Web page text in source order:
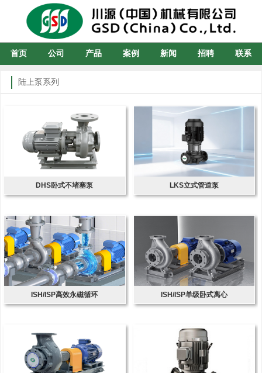
首页 公司 产品 案例 新闻 招聘 联系
陆上泵系列
DHS卧式不堵塞泵 LKS立式管道泵
ISH/ISP高效永磁循环 ISH/ISP单级卧式离心